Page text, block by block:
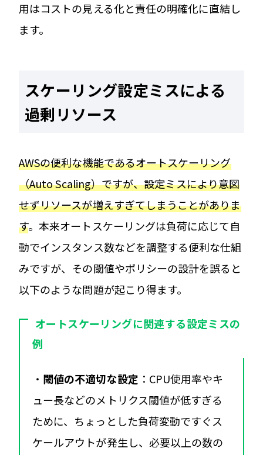
用はコストの見える化と責任の明確化に直結し
ます。
スケーリング設定ミスによる
過剰リソース
AWSの便利な機能であるオートスケーリング
（Auto Scaling）ですが、設定ミスにより意図
せずリソースが増えすぎてしまうことがありま
す。本来オートスケーリングは負荷に応じて自
動でインスタンス数などを調整する便利な仕組
みですが、その閾値やポリシーの設計を誤ると
以下のような問題が起こり得ます。
オートスケーリングに関連する設定ミスの
例
・ 閾値の不適切な設定 ：CPU使用率やキ
ュー長などのメトリクス閾値が低すぎる
ために、ちょっとした負荷変動ですぐス
ケールアウトが発生し、必要以上の数の